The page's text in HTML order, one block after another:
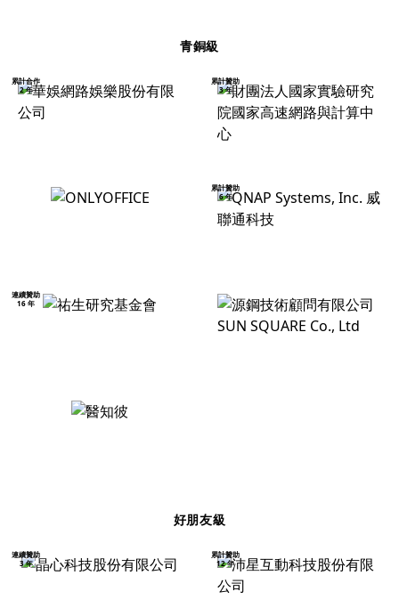
青銅級
累計合作
2 年
累計贊助
3 年
累計贊助
6 年
連續贊助
16 年
好朋友級
連續贊助
3 年
累計贊助
12 年